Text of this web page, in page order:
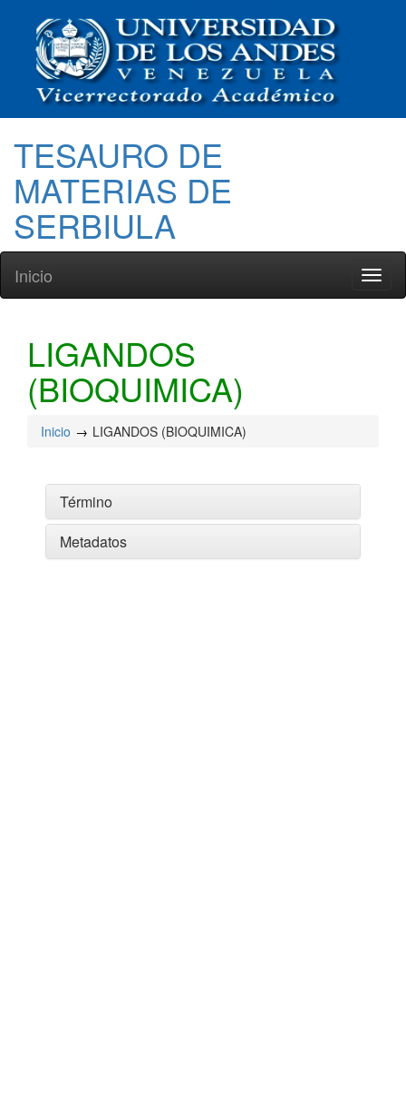
TESAURO DE
MATERIAS DE
SERBIULA
Inicio
LIGANDOS
(BIOQUIMICA)
Inicio LIGANDOS (BIOQUIMICA)
Término
Metadatos